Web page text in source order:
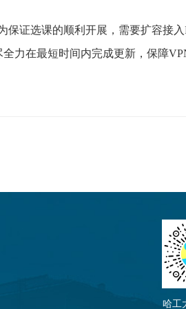
保证选课的顺利开展，需要扩容接入
力在最短时间内完成更新，保障
哈工